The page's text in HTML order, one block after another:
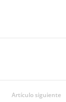
Artículo siguiente